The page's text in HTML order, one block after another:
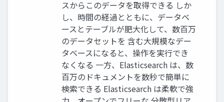
スからこのデータを取得できる しか
し、時間の経過とともに、データベ
ースとテーブルが肥⼤化して、数百万
のデータセットを 含む⼤規模なデー
タベースになると、操作を実⾏でき
なくなる ⼀⽅、Elasticsearch は、数
百万のドキュメントを数秒で簡単に
検索できる Elasticsearch は柔軟で強